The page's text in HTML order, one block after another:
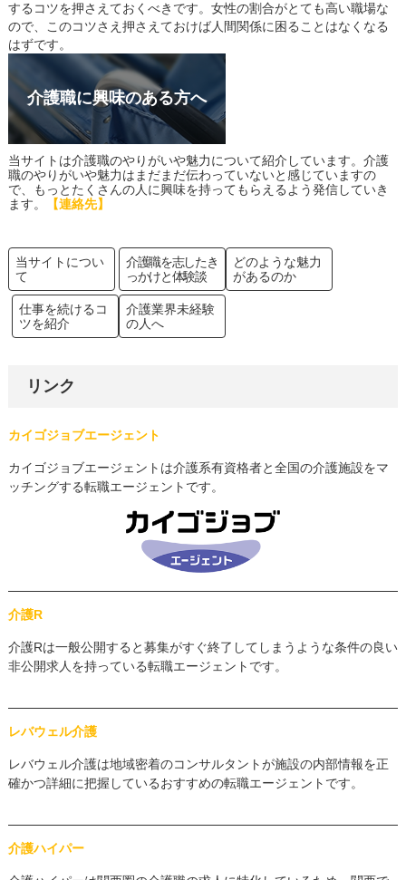
するコツを押さえておくべきです。女性の割合がとても高い職場な
ので、このコツさえ押さえておけば人間関係に困ることはなくなる
はずです。
介護職に興味のある方へ
当サイトは介護職のやりがいや魅力について紹介しています。介護
職のやりがいや魅力はまだまだ伝わっていないと感じていますの
で、もっとたくさんの人に興味を持ってもらえるよう発信していき
ます。
【連絡先】
当サイトについ
て
介護職を志したき
っかけと体験談
どのような魅力
があるのか
仕事を続けるコ
ツを紹介
介護業界未経験
の人へ
リンク
カイゴジョブエージェント
カイゴジョブエージェントは介護系有資格者と全国の介護施設をマ
ッチングする転職エージェントです。
介護R
介護Rは一般公開すると募集がすぐ終了してしまうような条件の良い
非公開求人を持っている転職エージェントです。
レバウェル介護
レバウェル介護は地域密着のコンサルタントが施設の内部情報を正
確かつ詳細に把握しているおすすめの転職エージェントです。
介護ハイパー